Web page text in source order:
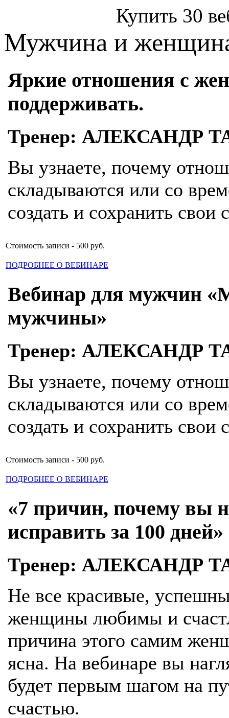
Купить 30
Мужчина и
Яркие отношения с
поддерживать.
Тренер: АЛЕКСАНДР
Вы узнаете, почему
складываются или со
создать и сохранить
Стоимость записи - 500 руб.
ПОДРОБНЕЕ О ВЕБИНАРЕ
Вебинар для мужчин
мужчины»
Тренер: АЛЕКСАНДР
Вы узнаете, почему
складываются или со
создать и сохранить
Стоимость записи - 500 руб.
ПОДРОБНЕЕ О ВЕБИНАРЕ
«7 причин, почему вы
исправить за 100 дней»
Тренер: АЛЕКСАНДР
Не все красивые,
женщины любимы и
причина этого самим
ясна. На вебинаре вы
будет первым шагом на
счастью.